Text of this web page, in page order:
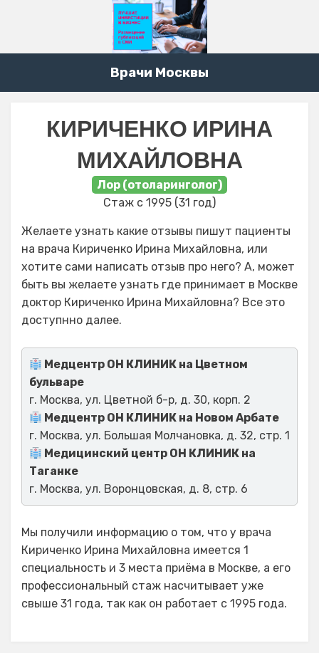
Врачи Москвы
КИРИЧЕНКО ИРИНА
МИХАЙЛОВНА
Лор (отоларинголог)
Стаж с 1995 (31 год)
Желаете узнать какие отзывы пишут пациенты
на врача Кириченко Ирина Михайловна, или
хотите сами написать отзыв про него? А, может
быть вы желаете узнать где принимает в Москве
доктор Кириченко Ирина Михайловна? Все это
доступнно далее.
Медцентр ОН КЛИНИК на Цветном
бульваре
г. Москва, ул. Цветной б-р, д. 30, корп. 2
Медцентр ОН КЛИНИК на Новом Арбате
г. Москва, ул. Большая Молчановка, д. 32, стр. 1
Медицинский центр ОН КЛИНИК на
Таганке
г. Москва, ул. Воронцовская, д. 8, стр. 6
Мы получили информацию о том, что у врача
Кириченко Ирина Михайловна имеется 1
специальность и 3 места приёма в Москве, а его
профессиональный стаж насчитывает уже
свыше 31 года, так как он работает с 1995 года.